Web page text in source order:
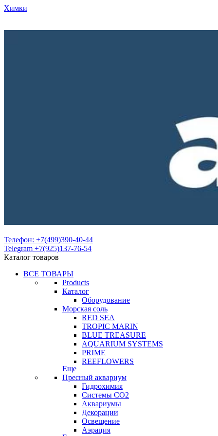
Химки
Телефон: +7(499)390-40-44
Telegram +7(925)137-76-54
Каталог товаров
ВСЕ ТОВАРЫ
Products
Каталог
Оборудование
Морская соль
RED SEA
TROPIC MARIN
BLUE TREASURE
AQUARIUM SYSTEMS
PRIME
REEFLOWERS
Еще
Пресный аквариум
Гидрохимия
Системы СО2
Аквариумы
Декорации
Освещение
Аэрация